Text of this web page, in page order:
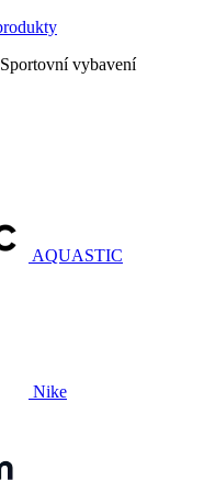
Sportovní vybavení
AQUASTIC
Nike